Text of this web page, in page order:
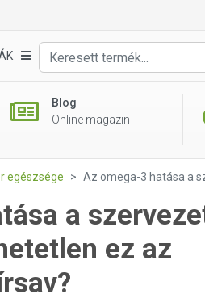
Blog
Online magazin
egészsége Az omega-3 hatása a
a
ez az